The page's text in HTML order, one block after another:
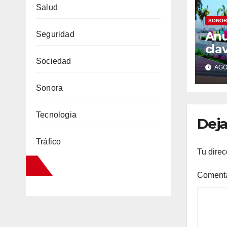
Salud
Seguridad
Sociedad
Sonora
Tecnologia
Tráfico
Tu